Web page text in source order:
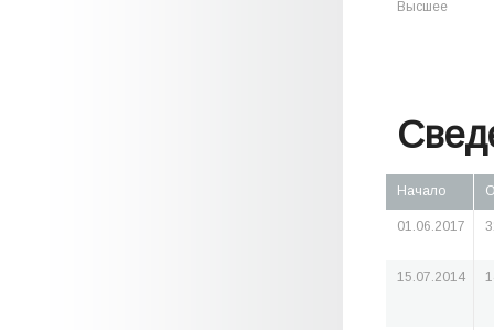
Высшее
Начало
01.06.2017
15.07.2014